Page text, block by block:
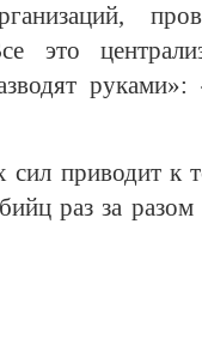
это
сил приводит
раз за